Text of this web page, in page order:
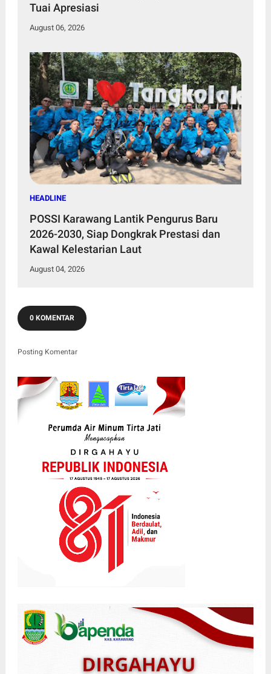
Tuai Apresiasi
August 06, 2026
HEADLINE
POSSI Karawang Lantik Pengurus Baru
2026-2030, Siap Dongkrak Prestasi dan
Kawal Kelestarian Laut
August 04, 2026
0 KOMENTAR
Posting Komentar